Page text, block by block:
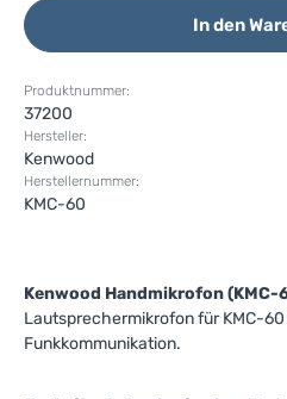
In den
Produktnummer:
37200
Hersteller:
Kenwood
Herstellernummer:
KMC-60
Kenwood Handmikrofon (KMC-
Lautsprechermikrofon für KMC-
Funkkommunikation.